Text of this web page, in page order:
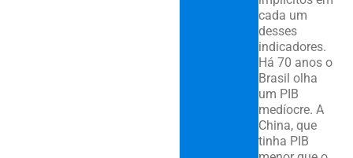
cada um
desses
indicadores.
Há 70 anos o
Brasil olha
um PIB
medíocre. A
China, que
tinha PIB